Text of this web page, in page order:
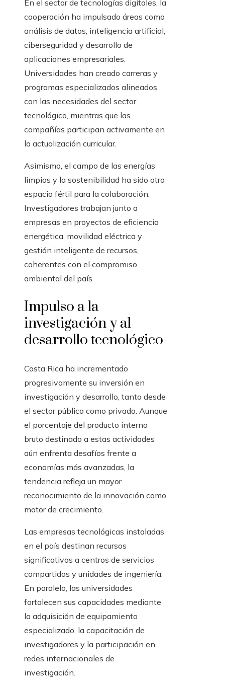
En el sector de tecnologías digitales, la
cooperación ha impulsado áreas como
análisis de datos, inteligencia artificial,
ciberseguridad y desarrollo de
aplicaciones empresariales.
Universidades han creado carreras y
programas especializados alineados
con las necesidades del sector
tecnológico, mientras que las
compañías participan activamente en
la actualización curricular.
Asimismo, el campo de las energías
limpias y la sostenibilidad ha sido otro
espacio fértil para la colaboración.
Investigadores trabajan junto a
empresas en proyectos de eficiencia
energética, movilidad eléctrica y
gestión inteligente de recursos,
coherentes con el compromiso
ambiental del país.
Impulso a la
investigación y al
desarrollo tecnológico
Costa Rica ha incrementado
progresivamente su inversión en
investigación y desarrollo, tanto desde
el sector público como privado. Aunque
el porcentaje del producto interno
bruto destinado a estas actividades
aún enfrenta desafíos frente a
economías más avanzadas, la
tendencia refleja un mayor
reconocimiento de la innovación como
motor de crecimiento.
Las empresas tecnológicas instaladas
en el país destinan recursos
significativos a centros de servicios
compartidos y unidades de ingeniería.
En paralelo, las universidades
fortalecen sus capacidades mediante
la adquisición de equipamiento
especializado, la capacitación de
investigadores y la participación en
redes internacionales de
investigación.